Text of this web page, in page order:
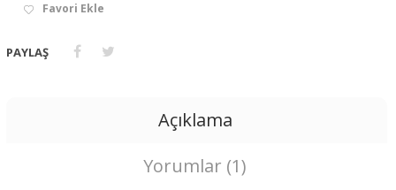
Favori Ekle
PAYLAŞ
Açıklama
Yorumlar (1)